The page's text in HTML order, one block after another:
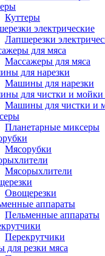
Куттеры
электрические
Лапшерезки
для мяса
Массажеры для мяса
для нарезки
Машины для нарезки
для чистки и мойки
Машины для чистки и
Планетарные миксеры
Мясорубки
Мясорыхлители
Овощерезки
аппараты
Пельменные аппараты
Перекрутчики
для резки мяса